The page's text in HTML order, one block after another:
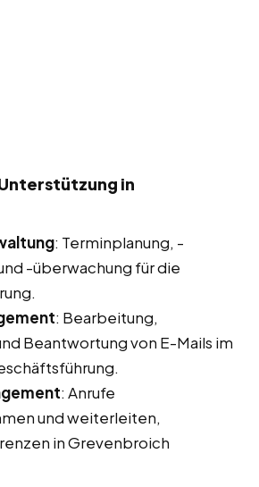
in
: Terminplanung, -
-überwachung für die
: Bearbeitung,
Beantwortung von E-Mails im
: Anrufe
und weiterleiten,
in Grevenbroich